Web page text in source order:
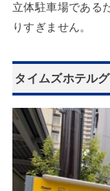
立体駐車場である
りすぎません。
タイムズホテル